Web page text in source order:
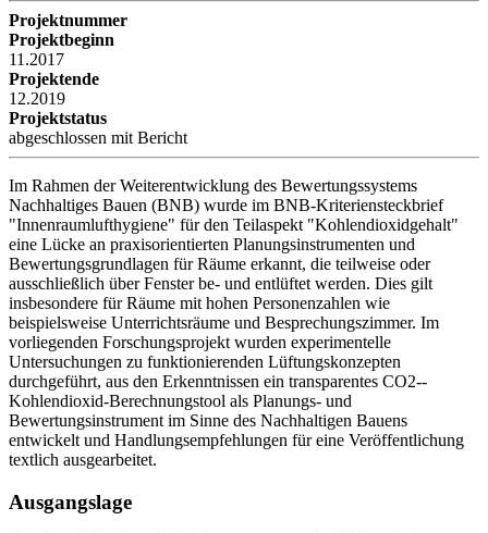
Projektnummer
Projektbeginn
11.2017
Projektende
12.2019
Projektstatus
abgeschlossen mit Bericht
Im Rahmen der Weiterentwicklung des Bewertungssystems
Nachhaltiges Bauen (BNB) wurde im BNB-Kriteriensteckbrief
"Innenraumlufthygiene" für den Teilaspekt "Kohlendioxidgehalt"
eine Lücke an praxisorientierten Planungsinstrumenten und
Bewertungsgrundlagen für Räume erkannt, die teilweise oder
ausschließlich über Fenster be- und entlüftet werden. Dies gilt
insbesondere für Räume mit hohen Personenzahlen wie
beispielsweise Unterrichtsräume und Besprechungszimmer. Im
vorliegenden Forschungsprojekt wurden experimentelle
Untersuchungen zu funktionierenden Lüftungskonzepten
durchgeführt, aus den Erkenntnissen ein transparentes CO2--
Kohlendioxid-Berechnungstool als Planungs- und
Bewertungsinstrument im Sinne des Nachhaltigen Bauens
entwickelt und Handlungsempfehlungen für eine Veröffentlichung
textlich ausgearbeitet.
Ausgangslage